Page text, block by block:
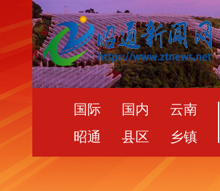
国际 国内
云南
昭通
县区 乡镇